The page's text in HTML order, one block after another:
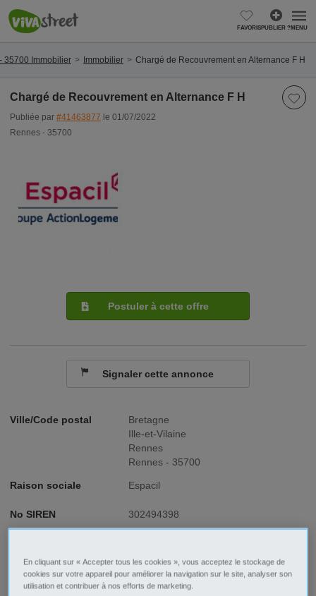
FAVORISPUBLIER ?MENU
35700 Immobilier Immobilier Chargé de Recouvrement en Alternance F H
Chargé de Recouvrement en Alternance F H
Publiée par #41463877 le 01/07/2022
Rennes - 35700
Ville/Code postal
Bretagne
Ille-et-Vilaine
Rennes
Rennes - 35700
Raison sociale Espacil
No SIREN ‎302494398
Type de contrat Stage-Alternance
Postuler à cette offre
Signaler cette annonce
En cliquant sur « Accepter tous les cookies », vous acceptez le stockage de
cookies sur votre appareil pour améliorer la navigation sur le site, analyser son
utilisation et contribuer à nos efforts de marketing.